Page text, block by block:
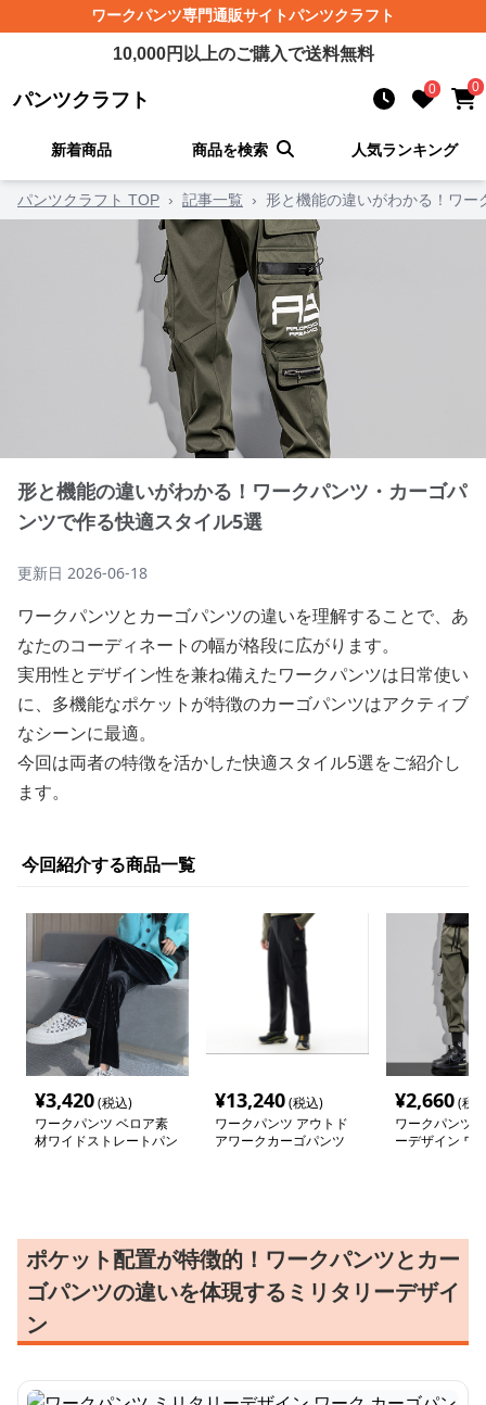
ワークパンツ専門通販サイトパンツクラフト
10,000円以上のご購入で送料無料
パンツクラフト 0 0
新着商品 商品を検索 人気ランキング
パンツクラフト TOP › 記事一覧 › 形と機能の違いがわかる！ワ
形と機能の違いがわかる！ワークパンツ・カーゴパ
ンツで作る快適スタイル5選
更新日 2026-06-18
ワークパンツとカーゴパンツの違いを理解することで、あ
なたのコーディネートの幅が格段に広がります。
実用性とデザイン性を兼ね備えたワークパンツは日常使い
に、多機能なポケットが特徴のカーゴパンツはアクティブ
なシーンに最適。
今回は両者の特徴を活かした快適スタイル5選をご紹介し
ます。
今回紹介する商品一覧
¥3,420(税込)
ワークパンツ ベロア素
材ワイドストレートパン
¥13,240(税込)
ワークパンツ アウトド
アワークカーゴパンツ
¥2,660(税
ワークパンツ
ーデザイン ワ
ポケット配置が特徴的！ワークパンツとカー
ゴパンツの違いを体現するミリタリーデザイ
ン